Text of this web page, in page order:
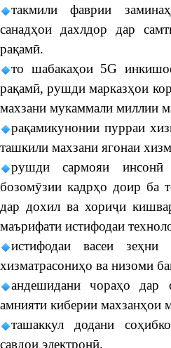
такмили фаврии
санадҳои дахлдор дар
рақамӣ.
то шабакаҳои 5G
рақамӣ, рушди марказҳои
махзани мукаммали миллии
рақамикунонии пурраи
ташкили махзани ягонаи
рушди сармояи
бозомӯзии кадрҳо доир ба
дар дохил ва хориҷи
маърифати истифодаи
истифодаи васеи
хизматрасониҳо ва низоми
андешидани чораҳо дар
амнияти киберии махзанҳои
ташаккул додани
савдои электронӣ.